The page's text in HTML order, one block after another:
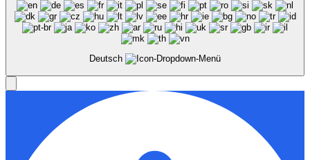
Deutsch